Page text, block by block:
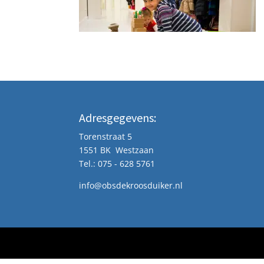
Adresgegevens:
Torenstraat 5
1551 BK Westzaan
Tel.: 075 - 628 5761
info@obsdekroosduiker.nl